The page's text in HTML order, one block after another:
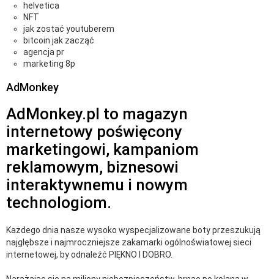
helvetica
NFT
jak zostać youtuberem
bitcoin jak zacząć
agencja pr
marketing 8p
AdMonkey
AdMonkey.pl to magazyn
internetowy poświęcony
marketingowi, kampaniom
reklamowym, biznesowi
interaktywnemu i nowym
technologiom.
Każdego dnia nasze wysoko wyspecjalizowane boty przeszukują
najgłębsze i najmroczniejsze zakamarki ogólnoświatowej sieci
internetowej, by odnaleźć PIĘKNO I DOBRO.